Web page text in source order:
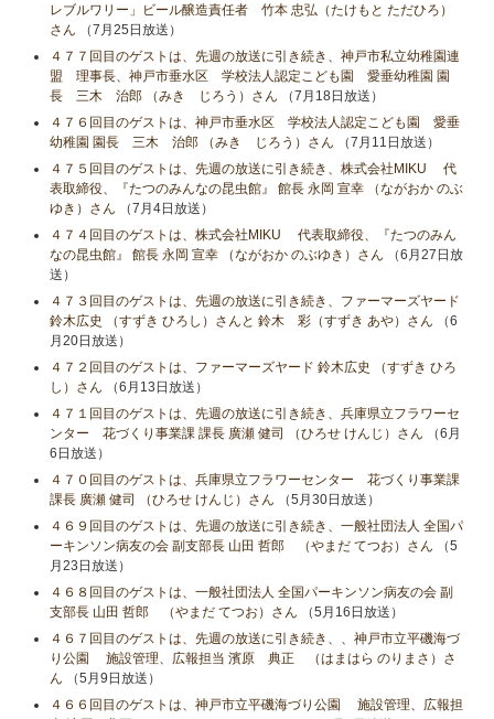
レブルワリー」ビール醸造責任者 竹本 忠弘（たけもと ただひろ）
さん （7月25日放送）
４７７回目のゲストは、先週の放送に引き続き、神戸市私立幼稚園連
盟 理事長、神戸市垂水区 学校法人認定こども園 愛垂幼稚園 園
長 三木 治郎 （みき じろう）さん （7月18日放送）
４７６回目のゲストは、神戸市垂水区 学校法人認定こども園 愛垂
幼稚園 園長 三木 治郎 （みき じろう）さん （7月11日放送）
４７５回目のゲストは、先週の放送に引き続き、株式会社MIKU 代
表取締役、『たつのみんなの昆虫館』 館長 永岡 宣幸 （ながおか のぶ
ゆき）さん （7月4日放送）
４７４回目のゲストは、株式会社MIKU 代表取締役、『たつのみん
なの昆虫館』 館長 永岡 宣幸 （ながおか のぶゆき）さん （6月27日放
送）
４７３回目のゲストは、先週の放送に引き続き、ファーマーズヤード
鈴木広史 （すずき ひろし）さんと 鈴木 彩（すずき あや）さん （6
月20日放送）
４７２回目のゲストは、ファーマーズヤード 鈴木広史 （すずき ひろ
し）さん （6月13日放送）
４７１回目のゲストは、先週の放送に引き続き、兵庫県立フラワーセ
ンター 花づくり事業課 課長 廣瀬 健司 （ひろせ けんじ）さん （6月
6日放送）
４７０回目のゲストは、兵庫県立フラワーセンター 花づくり事業課
課長 廣瀬 健司 （ひろせ けんじ）さん （5月30日放送）
４６９回目のゲストは、先週の放送に引き続き、一般社団法人 全国パ
ーキンソン病友の会 副支部長 山田 哲郎 （やまだ てつお）さん （5
月23日放送）
４６８回目のゲストは、一般社団法人 全国パーキンソン病友の会 副
支部長 山田 哲郎 （やまだ てつお）さん （5月16日放送）
４６７回目のゲストは、先週の放送に引き続き、、神戸市立平磯海づ
り公園 施設管理、広報担当 濱原 典正 （はまはら のりまさ）さ
ん （5月9日放送）
４６６回目のゲストは、神戸市立平磯海づり公園 施設管理、広報担